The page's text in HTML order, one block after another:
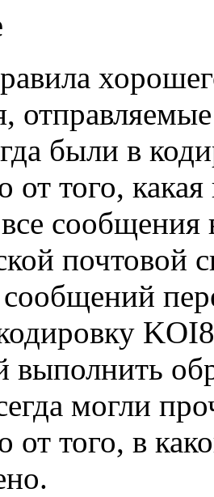
были в
от того,
почтовой
выполнить
могли
от того, в